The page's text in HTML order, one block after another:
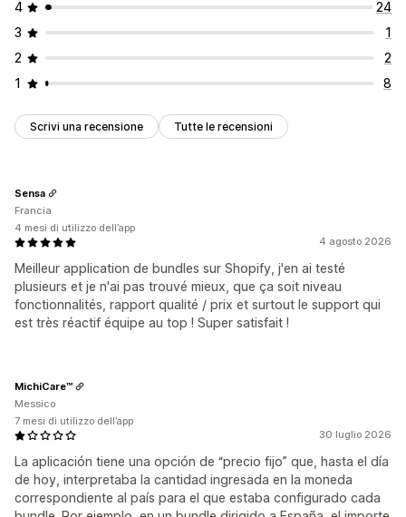
4
24
3
1
2
2
1
8
Scrivi una recensione Tutte le recensioni
4 agosto 2026
Meilleur application de bundles sur Shopify, j'en ai testé
plusieurs et je n'ai pas trouvé mieux, que ça soit niveau
fonctionnalités, rapport qualité / prix et surtout le support qui
est très réactif équipe au top ! Super satisfait !
Sensa
Francia
4 mesi di utilizzo dell’app
30 luglio 2026
La aplicación tiene una opción de “precio fijo” que, hasta el día
de hoy, interpretaba la cantidad ingresada en la moneda
correspondiente al país para el que estaba configurado cada
MichiCare™
Messico
7 mesi di utilizzo dell’app